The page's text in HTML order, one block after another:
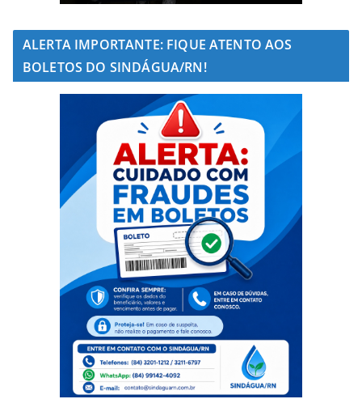
ALERTA IMPORTANTE: FIQUE ATENTO AOS
BOLETOS DO SINDÁGUA/RN!